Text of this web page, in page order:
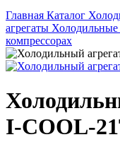
Главная Каталог
агрегаты Холодильные
компрессорах
I-COOL-